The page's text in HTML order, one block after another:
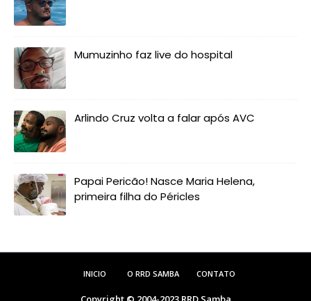
Mumuzinho faz live do hospital
Arlindo Cruz volta a falar após AVC
Papai Pericão! Nasce Maria Helena,
primeira filha do Péricles
INICIO O RRD SAMBA CONTATO